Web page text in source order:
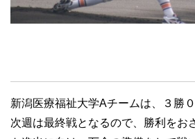
新潟医療福祉大学Aチームは、３勝
次週は最終戦となるので、勝利をお